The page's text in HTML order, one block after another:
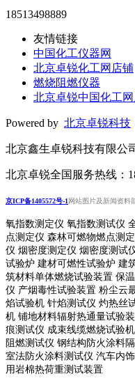
18513498889
友情链接
中国化工仪器网
北京卓锐化工网店铺
燃烧阻燃仪器
北京卓锐中国化工
Powered by 北京卓锐科技
北京鑫生卓锐科技有限公
北京卓锐全国服务热线：
京ICP备1405572号-1网站图片及新闻资料
氧指数测定仪 氧指数测试仪
点测定仪 森林可燃物燃点测
仪 烟密度测定仪 烟密度测试
试验炉 建材可燃性试验炉 建
筑材料单体燃烧试验装置 保
仪 产烟毒性试验装置 粉尘云
焰试验机 针焰测试仪 灼热丝
机 铺地材料辐射热通量试验
痕测试仪 成束线缆燃烧试验机
阻燃测试仪 钢结构防火涂料
室法防火涂料测试仪 汽车内
用岩棉热荷重测 试装置